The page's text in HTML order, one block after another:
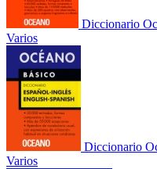
Diccionario
Varios
Diccionario
Varios